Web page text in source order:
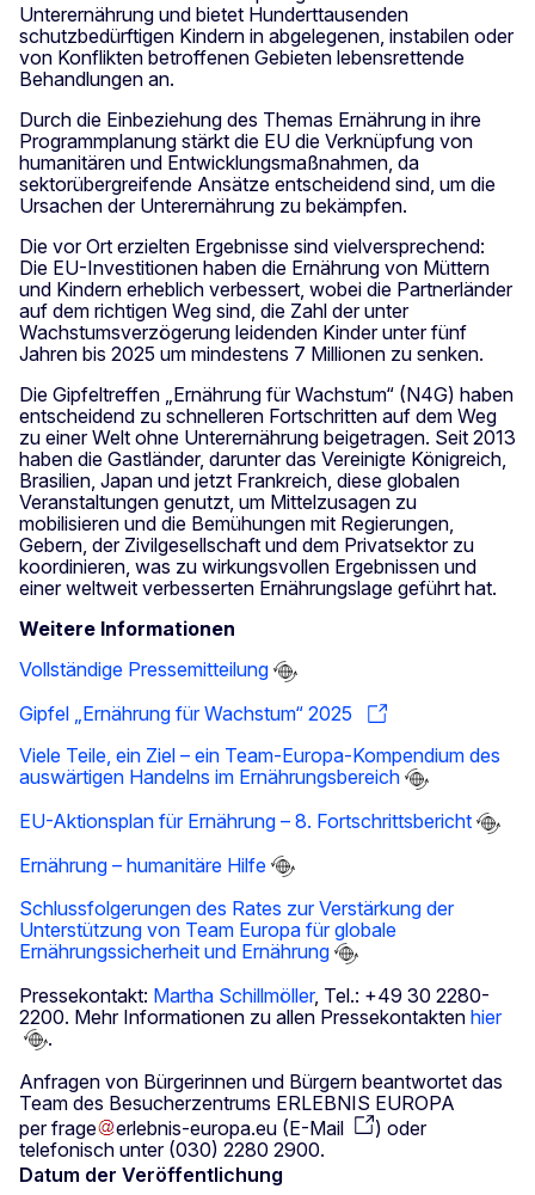
Unterernährung und bietet Hunderttausenden
schutzbedürftigen Kindern in abgelegenen, instabilen oder
von Konflikten betroffenen Gebieten lebensrettende
Behandlungen an.
Durch die Einbeziehung des Themas Ernährung in ihre
Programmplanung stärkt die EU die Verknüpfung von
humanitären und Entwicklungsmaßnahmen, da
sektorübergreifende Ansätze entscheidend sind, um die
Ursachen der Unterernährung zu bekämpfen.
Die vor Ort erzielten Ergebnisse sind vielversprechend:
Die EU-Investitionen haben die Ernährung von Müttern
und Kindern erheblich verbessert, wobei die Partnerländer
auf dem richtigen Weg sind, die Zahl der unter
Wachstumsverzögerung leidenden Kinder unter fünf
Jahren bis 2025 um mindestens 7 Millionen zu senken.
Die Gipfeltreffen „Ernährung für Wachstum“ (N4G) haben
entscheidend zu schnelleren Fortschritten auf dem Weg
zu einer Welt ohne Unterernährung beigetragen. Seit 2013
haben die Gastländer, darunter das Vereinigte Königreich,
Brasilien, Japan und jetzt Frankreich, diese globalen
Veranstaltungen genutzt, um Mittelzusagen zu
mobilisieren und die Bemühungen mit Regierungen,
Gebern, der Zivilgesellschaft und dem Privatsektor zu
koordinieren, was zu wirkungsvollen Ergebnissen und
einer weltweit verbesserten Ernährungslage geführt hat.
Weitere Informationen
Vollständige Pressemitteilung
Gipfel „Ernährung für Wachstum“ 2025
Viele Teile, ein Ziel – ein Team-Europa-Kompendium des
auswärtigen Handelns im Ernährungsbereich
EU-Aktionsplan für Ernährung – 8. Fortschrittsbericht
Ernährung – humanitäre Hilfe
Schlussfolgerungen des Rates zur Verstärkung der
Unterstützung von Team Europa für globale
Ernährungssicherheit und Ernährung
Pressekontakt: Martha Schillmöller, Tel.: +49 30 2280-
2200. Mehr Informationen zu allen Pressekontakten hier
.
Anfragen von Bürgerinnen und Bürgern beantwortet das
Team des Besucherzentrums ERLEBNIS EUROPA
perfrage erlebnis-europa.eu (E-Mail ) oder
telefonisch unter (030) 2280 2900.
Datum der Veröffentlichung